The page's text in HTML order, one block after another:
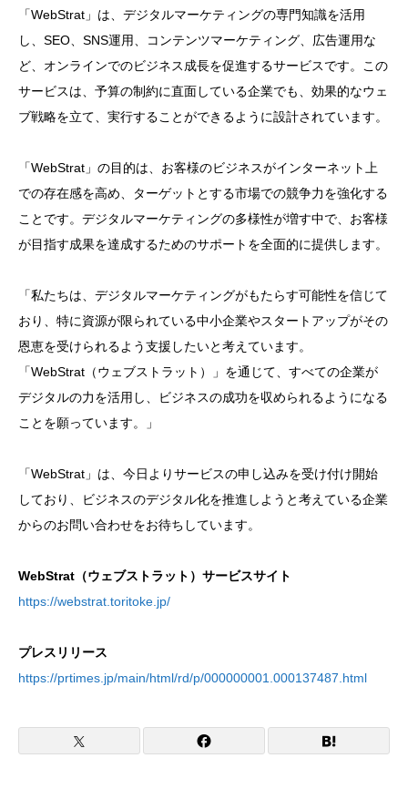
「WebStrat」は、デジタルマーケティングの専門知識を活用
し、SEO、SNS運用、コンテンツマーケティング、広告運用な
ど、オンラインでのビジネス成長を促進するサービスです。この
サービスは、予算の制約に直面している企業でも、効果的なウェ
ブ戦略を立て、実行することができるように設計されています。
「WebStrat」の目的は、お客様のビジネスがインターネット上
での存在感を高め、ターゲットとする市場での競争力を強化する
ことです。デジタルマーケティングの多様性が増す中で、お客様
が目指す成果を達成するためのサポートを全面的に提供します。
「私たちは、デジタルマーケティングがもたらす可能性を信じて
おり、特に資源が限られている中小企業やスタートアップがその
恩恵を受けられるよう支援したいと考えています。
「WebStrat（ウェブストラット）」を通じて、すべての企業が
デジタルの力を活用し、ビジネスの成功を収められるようになる
ことを願っています。」
「WebStrat」は、今日よりサービスの申し込みを受け付け開始
しており、ビジネスのデジタル化を推進しようと考えている企業
からのお問い合わせをお待ちしています。
WebStrat（ウェブストラット）サービスサイト
https://webstrat.toritoke.jp/
プレスリリース
https://prtimes.jp/main/html/rd/p/000000001.000137487.html